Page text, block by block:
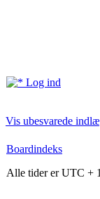
Log ind
Vis ubesvarede
Boardindeks
Alle tider er UTC +